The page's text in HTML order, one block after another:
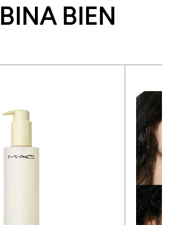
BIEN